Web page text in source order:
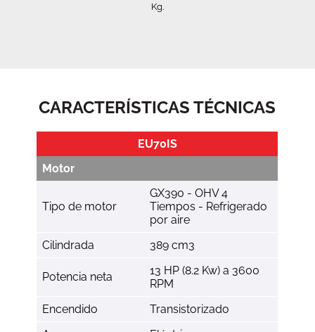
Kg.
CARACTERÍSTICAS TÉCNICAS
EU70IS
Motor
Tipo de motor
GX390 - OHV 4
Tiempos - Refrigerado
por aire
Cilindrada
389 cm3
Potencia neta
13 HP (8.2 Kw) a 3600
RPM
Encendido
Transistorizado